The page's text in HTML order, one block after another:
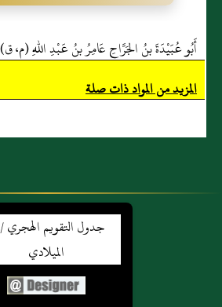
أَبُو عُبَيْدَةَ بنُ الجَرَّاحِ عَامِرُ بنُ عَبْدِ اللهِ (م،
المزيد من المواد ذات صلة